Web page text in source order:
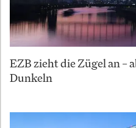
EZB zieht die Zügel an –
Dunkeln